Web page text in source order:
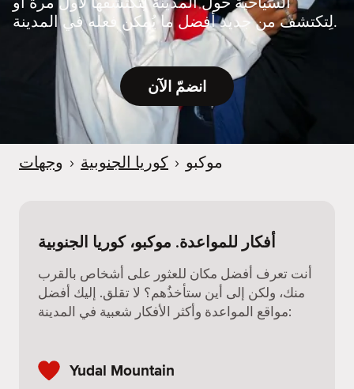
e
r
السياحية حول المدينة لِتكتشفها لأول مرة أو
لِتكتشف من جديد أفضل ما يُمكن فعله في المدينة.
انضمّ الآن
وجهات › كوريا الجنوبية › موكبو
أفكار للمواعدة. موكبو، كوريا الجنوبية
أنت تعرف أفضل مكان للعثور على أشخاص بالقرب
منك، ولكن إلى أين ستأخذُهم؟ لا تقلق. إليك أفضل
مواقع المواعدة وأكثر الأفكار شعبية في المدينة:
Yudal Mountain